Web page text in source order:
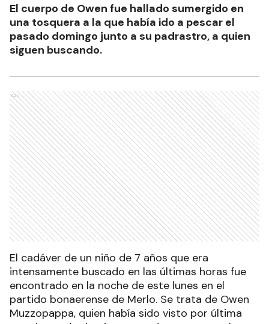
El cuerpo de Owen fue hallado sumergido en
una tosquera a la que había ido a pescar el
pasado domingo junto a su padrastro, a quien
siguen buscando.
Ads
El cadáver de un niño de 7 años que era
intensamente buscado en las últimas horas fue
encontrado en la noche de este lunes en el
partido bonaerense de Merlo. Se trata de Owen
Muzzopappa, quien había sido visto por última